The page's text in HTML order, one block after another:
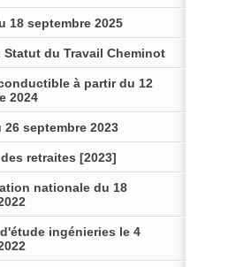
18 septembre 2025
Statut du Travail Cheminot
à partir du 12
2024
26 septembre 2023
retraites [2023]
nationale du 18
ingénieries le 4